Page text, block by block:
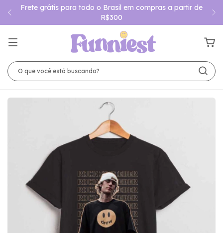
Frete grátis para todo o Brasil em compras a partir de
R$300